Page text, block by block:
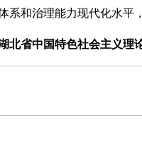
系和治理能力现代化水平
北省中国特色社会主义